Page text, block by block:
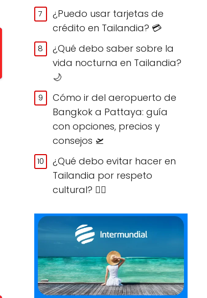
¿Puedo usar tarjetas de
crédito en Tailandia? 💳
¿Qué debo saber sobre la
vida nocturna en Tailandia?
🌙
Cómo ir del aeropuerto de
Bangkok a Pattaya: guía
con opciones, precios y
consejos 🛫
¿Qué debo evitar hacer en
Tailandia por respeto
cultural? 🙅‍♀️